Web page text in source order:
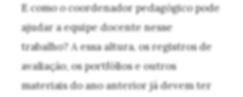
E como o coordenador pedagógico pode
ajudar a equipe docente nesse
trabalho? A essa altura, os registros de
avaliação, os portfólios e outros
materiais do ano anterior já devem ter